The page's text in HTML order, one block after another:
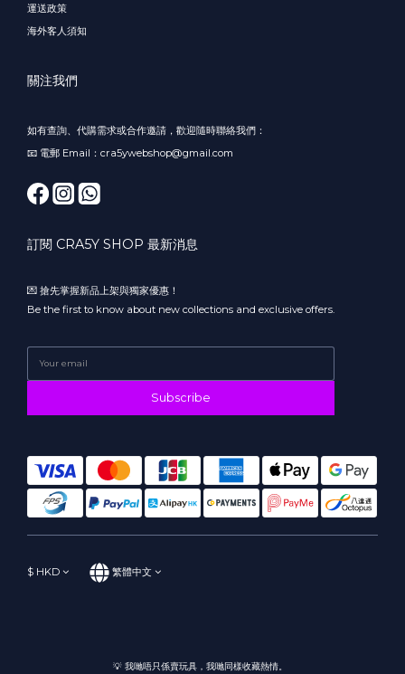
運送政策
海外客人須知
關注我們
如有查詢、代購需求或合作邀請，歡迎隨時聯絡我們：
📧 電郵 Email：cra5ywebshop@gmail.com
訂閱 CRA5Y SHOP 最新消息
💌 搶先掌握新品上架與獨家優惠！
Be the first to know about new collections and exclusive offers.
Subscribe
$ HKD 繁體中文
💡 我哋唔只係賣玩具，我哋同樣收藏熱情。